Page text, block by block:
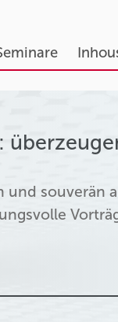
souverän